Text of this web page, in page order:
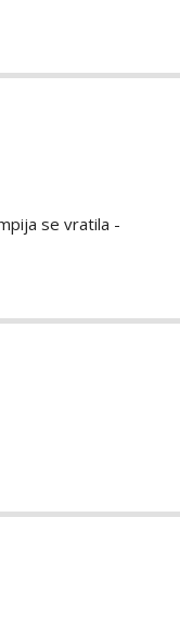
se vratila -